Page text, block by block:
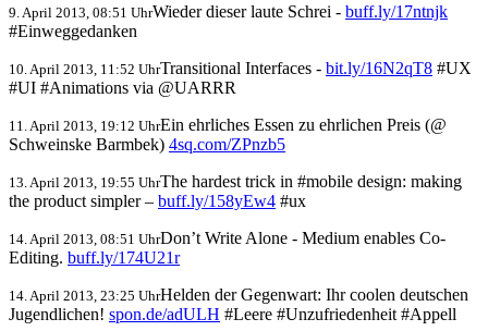
9. April 2013, 08:51 UhrWieder dieser laute Schrei - buff.ly/17ntnjk
#Einweggedanken
10. April 2013, 11:52 UhrTransitional Interfaces - bit.ly/16N2qT8 #UX
#UI #Animations via @UARRR
11. April 2013, 19:12 UhrEin ehrliches Essen zu ehrlichen Preis (@
Schweinske Barmbek) 4sq.com/ZPnzb5
13. April 2013, 19:55 UhrThe hardest trick in #mobile design: making
the product simpler – buff.ly/158yEw4 #ux
14. April 2013, 08:51 UhrDon’t Write Alone - Medium enables Co-
Editing. buff.ly/174U21r
14. April 2013, 23:25 UhrHelden der Gegenwart: Ihr coolen deutschen
Jugendlichen! spon.de/adULH #Leere #Unzufriedenheit #Appell